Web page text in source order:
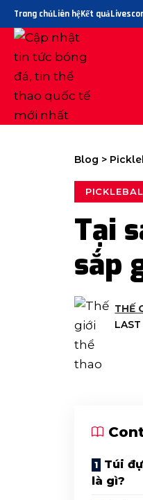
Trang chủLiên hệKết quả
Blog >
Tại
sắp
THẾ
Túi
là gì?